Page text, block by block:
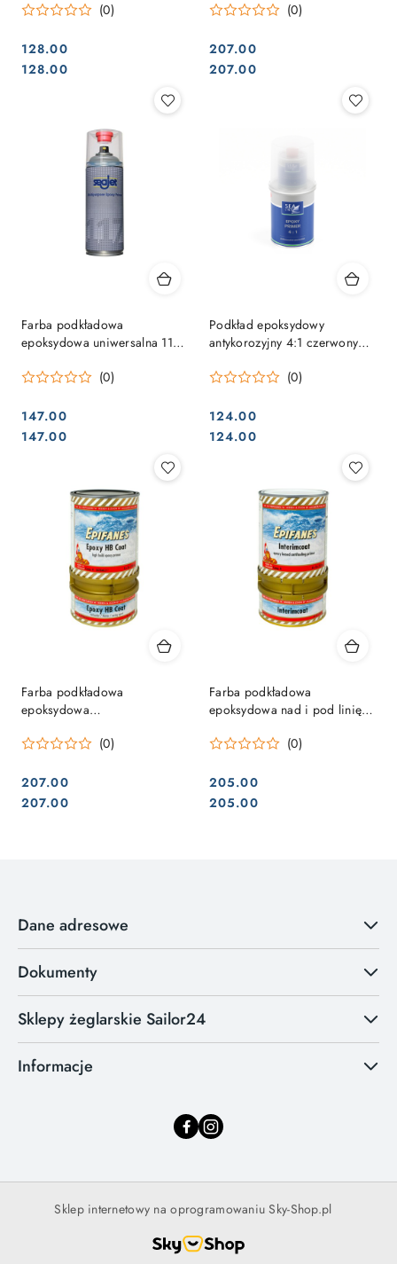
+ antifouling (0)
Cena:
128.00
Cena:
128.00
(0)
Cena:
207.00
Cena:
207.00
Farba podkładowa
epoksydowa uniwersalna 117
sprayu 0,4L
(0)
Cena:
147.00
Cena:
147.00
Podkład epoksydowy
antykorozyjny 4:1 czerwony
(0)
Cena:
124.00
Cena:
124.00
Farba podkładowa
epoksydowa
Coat 0,75L
(0)
Cena:
207.00
Cena:
207.00
Farba podkładowa
epoksydowa nad i pod linię
(0)
Cena:
205.00
Cena:
205.00
Dane adresowe
Dokumenty
Sklepy żeglarskie Sailor24
Informacje
Sklep internetowy na oprogramowaniu Sky-Shop.pl